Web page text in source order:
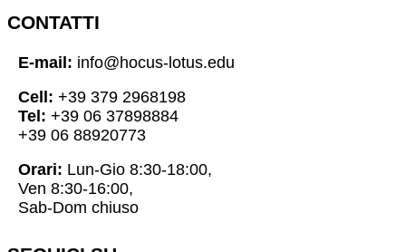
CONTATTI
E-mail: info@hocus-lotus.edu
Cell: +39 379 2968198
Tel: +39 06 37898884
+39 06 88920773
Orari: Lun-Gio 8:30-18:00,
Ven 8:30-16:00,
Sab-Dom chiuso